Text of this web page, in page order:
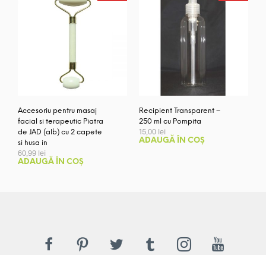
Accesoriu pentru masaj
facial si terapeutic Piatra
de JAD (alb) cu 2 capete
si husa in
60,99 lei
ADAUGĂ ÎN COȘ
Recipient Transparent –
250 ml cu Pompita
15,00 lei
ADAUGĂ ÎN COȘ